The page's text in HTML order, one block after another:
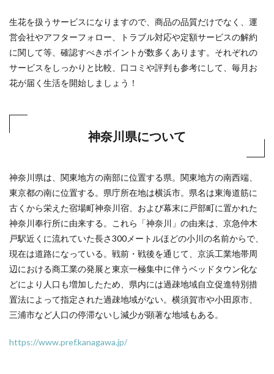
生花を扱うサービスになりますので、商品の品質だけでなく、運
営会社やアフターフォロー、トラブル対応や定額サービスの解約
に関して等、確認すべきポイントが数多くあります。それぞれの
サービスをしっかりと比較、口コミや評判も参考にして、毎月お
花が届く生活を開始しましょう！
神奈川県について
神奈川県は、関東地方の南部に位置する県。関東地方の南西端、
東京都の南に位置する。県庁所在地は横浜市。県名は東海道筋に
古くから栄えた宿場町神奈川宿、および幕末に戸部町に置かれた
神奈川奉行所に由来する。これら「神奈川」の由来は、京急仲木
戸駅近くに流れていた長さ300メートルほどの小川の名前からで、
現在は道路になっている。戦前・戦後を通じて、京浜工業地帯周
辺における商工業の発展と東京一極集中に伴うベッドタウン化な
どにより人口も増加したため、県内には過疎地域自立促進特別措
置法によって指定された過疎地域がない。横須賀市や小田原市、
三浦市など人口の停滞ないし減少が顕著な地域もある。
https://www.pref.kanagawa.jp/